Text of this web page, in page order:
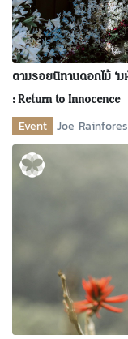
ตามรอยนิทานดอกไม้ ‘
: Return to Innocence
Event Joe